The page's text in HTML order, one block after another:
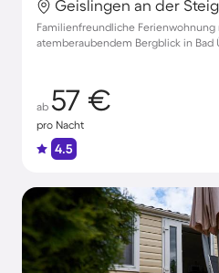
Familienfreundliche Ferienwohnung
atemberaubendem Bergblick in Bad
ab 57 €
pro Nacht
4.5